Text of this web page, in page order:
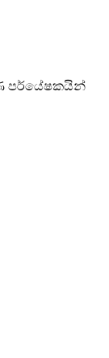
පර්යේෂකයින්